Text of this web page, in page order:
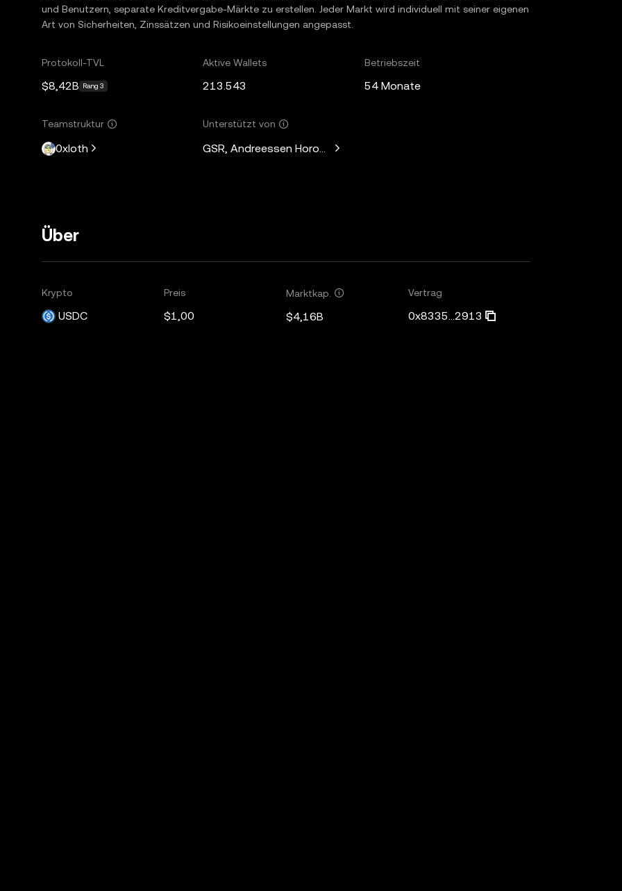
und Benutzern, separate Kreditvergabe-Märkte zu erstellen. Jeder Markt wird individuell mit seiner eigenen
Art von Sicherheiten, Zinssätzen und Risikoeinstellungen angepasst.
Protokoll-TVL
$8,42B Rang 3
Aktive Wallets
213.543
Betriebszeit
54 Monate
Teamstruktur
0xloth
Unterstützt von
GSR, Andreessen Horowitz, Mechanism Capital, Variant Fund, Nascent,
Über
Krypto
USDC
Preis
$1,00
Marktkap.
$4,16B
Vertrag
0x8335...2913